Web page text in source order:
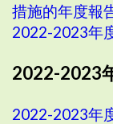
措施的年度報
2022-2023年
2022-2023
2022-2023年